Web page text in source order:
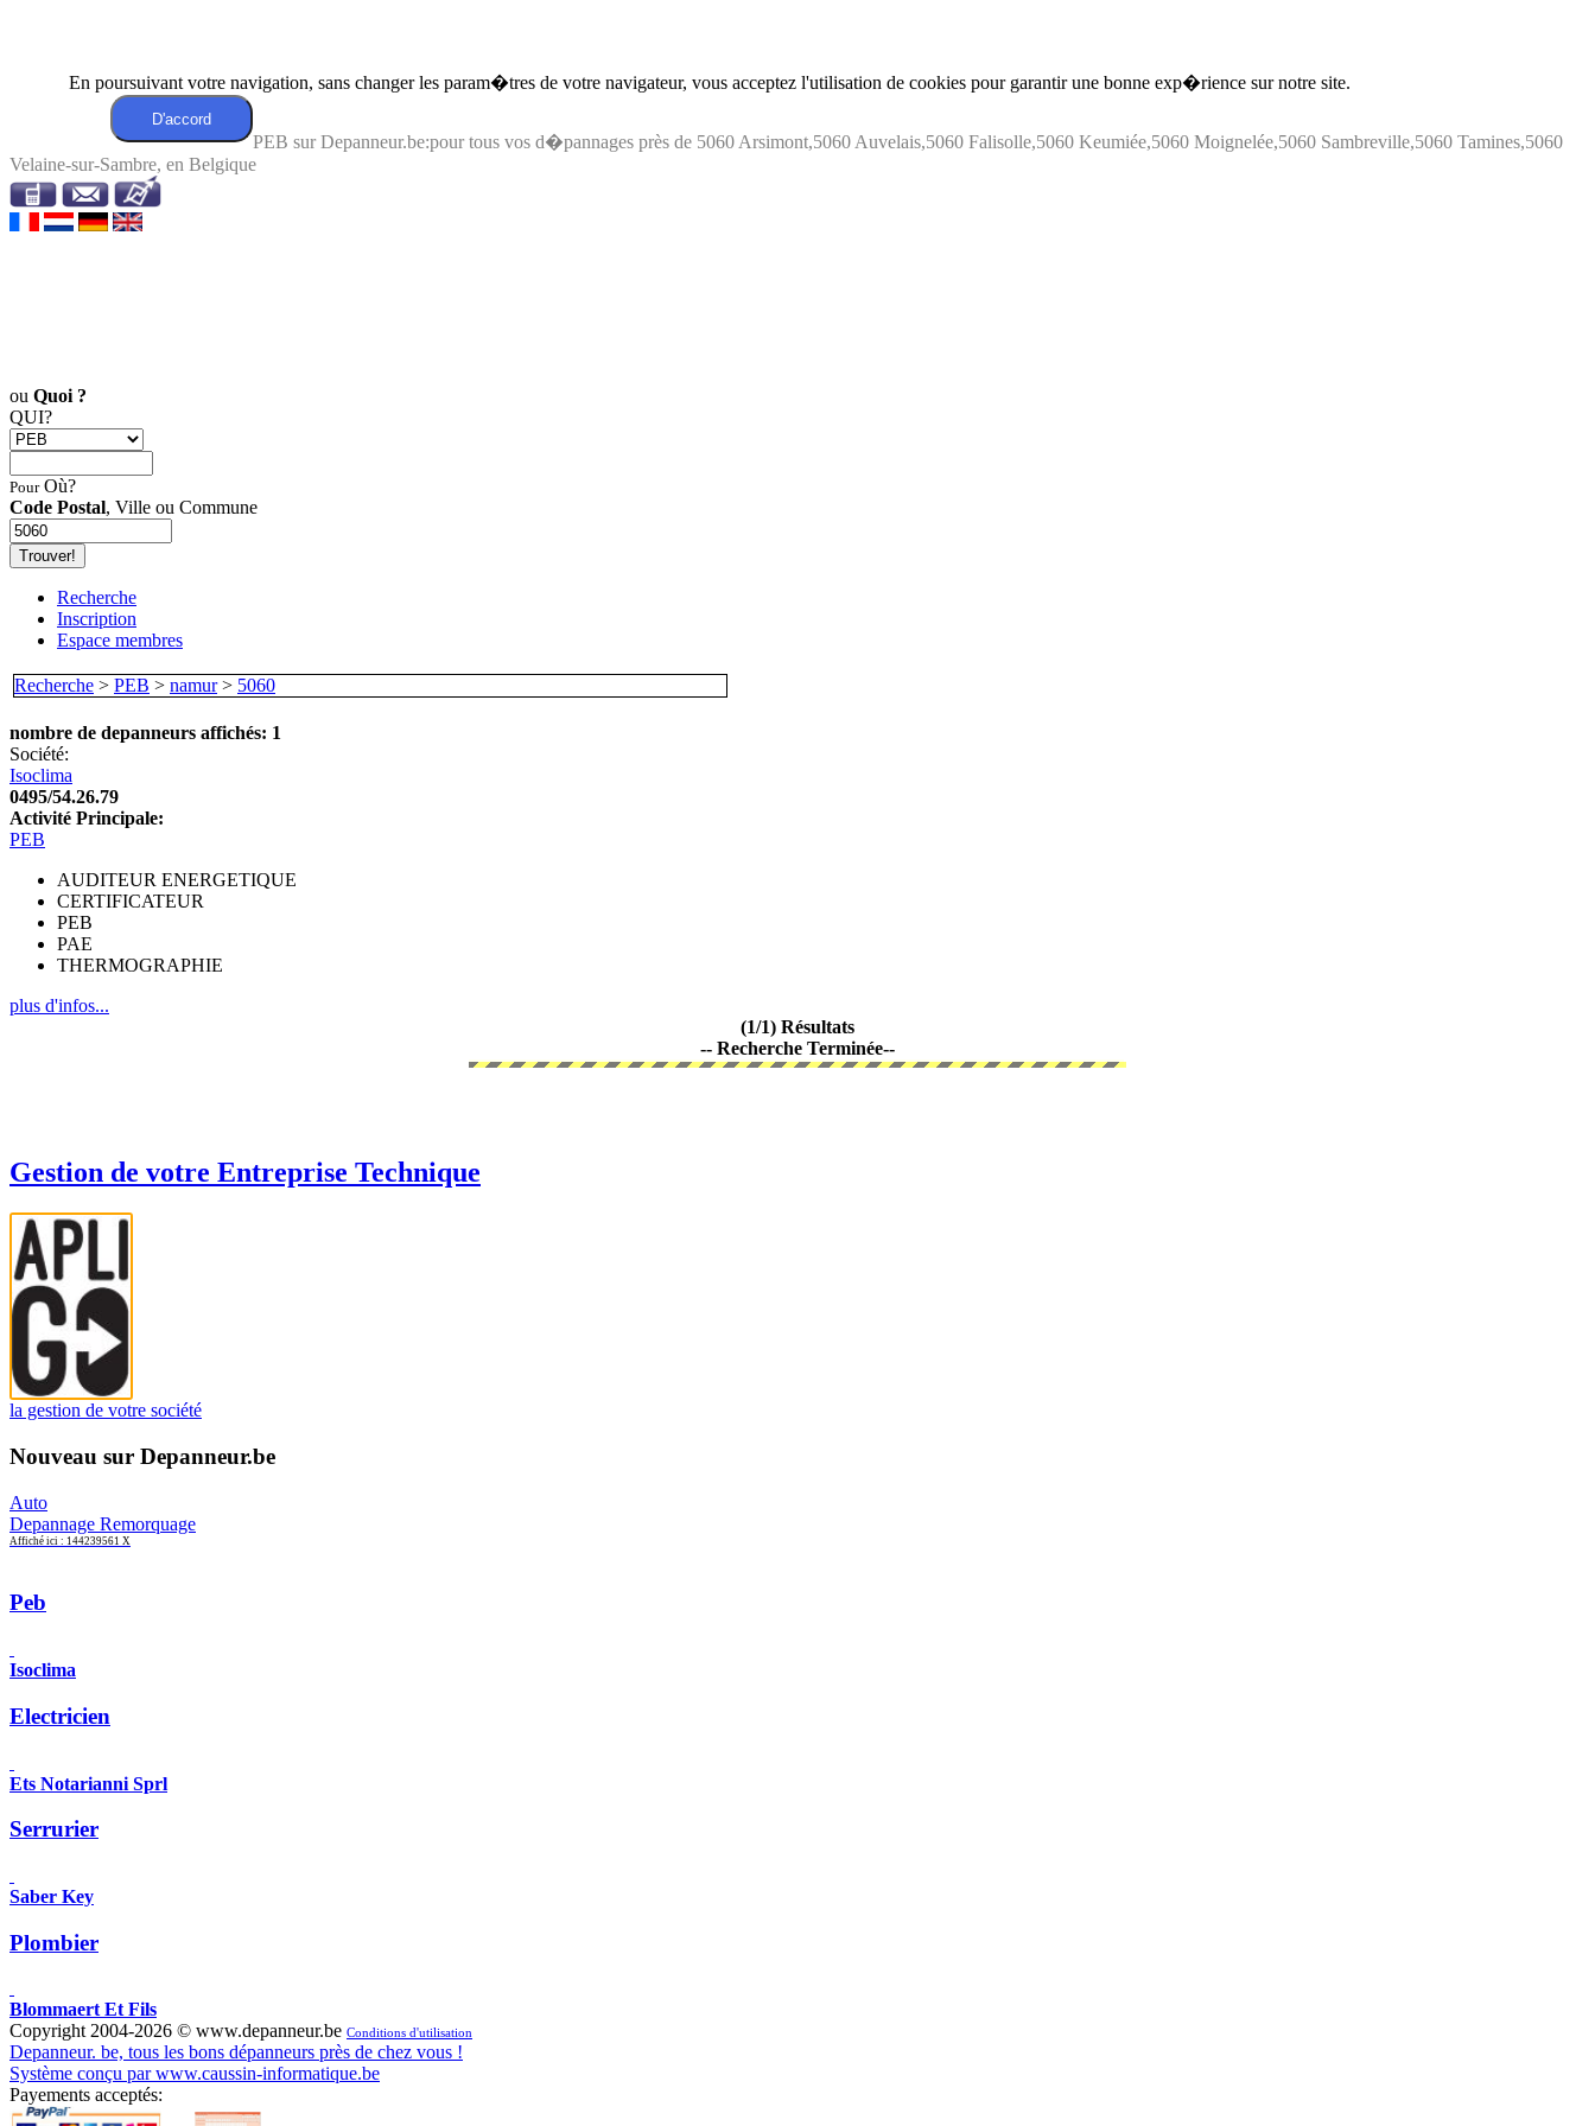
En poursuivant votre navigation, sans changer les param�tres de votre navigateur, vous acceptez l'utilisation de cookies pour garantir une bonne exp�rience sur notre site.
PEB sur Depanneur.be:pour tous vos d�pannages près de 5060 Arsimont,5060 Auvelais,5060 Falisolle,5060 Keumiée,5060 Moignelée,5060 Sambreville,5060 Tamines,5060
Velaine-sur-Sambre, en Belgique
ou Quoi ?
QUI?
PourOù?
Code Postal, Ville ou Commune
Recherche
Inscription
Espace membres
Recherche > PEB > namur> 5060
nombre de depanneurs affichés: 1
Société:
Isoclima
0495/54.26.79
Activité Principale:
PEB
AUDITEUR ENERGETIQUE
CERTIFICATEUR
PEB
PAE
THERMOGRAPHIE
plus d'infos...
(1/1) Résultats
-- Recherche Terminée--
Gestion de votre Entreprise Technique
la gestion de votre société
Nouveau sur Depanneur.be
Auto
Depannage Remorquage
Affiché ici : 144239561 X
Peb
Isoclima
Electricien
Ets Notarianni Sprl
Serrurier
Saber Key
Plombier
Blommaert Et Fils
Copyright 2004-2026 © www.depanneur.be Conditions d'utilisation
Depanneur. be, tous les bons dépanneurs près de chez vous !
Système conçu par www.caussin-informatique.be
Payements acceptés: